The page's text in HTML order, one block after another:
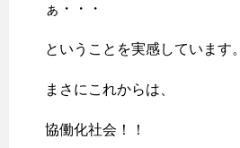
ぁ・・・
ということを実感しています。
まさにこれからは、
協働化社会！！